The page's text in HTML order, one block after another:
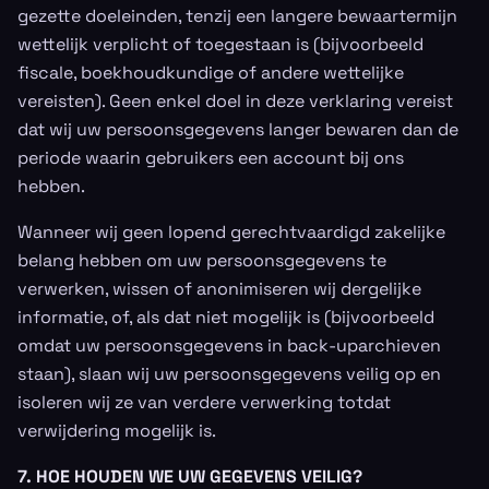
gezette doeleinden, tenzij een langere bewaartermijn
wettelijk verplicht of toegestaan is (bijvoorbeeld
fiscale, boekhoudkundige of andere wettelijke
vereisten). Geen enkel doel in deze verklaring vereist
dat wij uw persoonsgegevens langer bewaren dan de
periode waarin gebruikers een account bij ons
hebben.
Wanneer wij geen lopend gerechtvaardigd zakelijke
belang hebben om uw persoonsgegevens te
verwerken, wissen of anonimiseren wij dergelijke
informatie, of, als dat niet mogelijk is (bijvoorbeeld
omdat uw persoonsgegevens in back-uparchieven
staan), slaan wij uw persoonsgegevens veilig op en
isoleren wij ze van verdere verwerking totdat
verwijdering mogelijk is.
7. HOE HOUDEN WE UW GEGEVENS VEILIG?